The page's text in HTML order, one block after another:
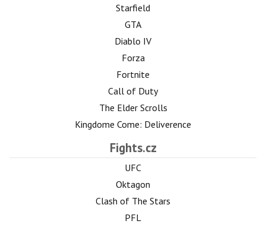
Starfield
GTA
Diablo IV
Forza
Fortnite
Call of Duty
The Elder Scrolls
Kingdome Come: Deliverence
Fights.cz
UFC
Oktagon
Clash of The Stars
PFL